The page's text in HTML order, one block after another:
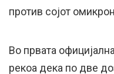
против сојот
Во првата
рекоа дека по две